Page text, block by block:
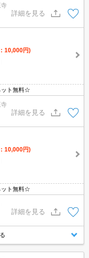
寺
詳細を見る
10,000円)
ト無料☆
寺
詳細を見る
10,000円)
ト無料☆
詳細を見る